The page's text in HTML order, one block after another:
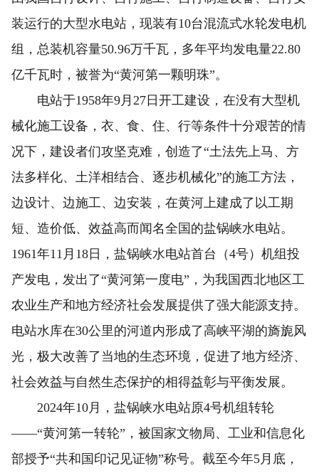
装运行的大型水电站，现装有10台混流式水轮发电机
组，总装机容量50.96万千瓦，多年平均发电量22.80
亿千瓦时，被誉为“黄河第一颗明珠”。
电站于1958年9月27日开工建设，在没有大型机
械化施工设备，衣、食、住、行等条件十分艰苦的情
况下，建设者们攻坚克难，创造了“土法先上马、方
法多样化、土洋相结合、逐步机械化”的施工方法，
边设计、边施工、边安装，在黄河上建成了以工期
短、造价低、效益高而闻名全国的盐锅峡水电站。
1961年11月18日，盐锅峡水电站首台（4号）机组投
产发电，发出了“黄河第一度电”，为我国西北地区工
农业生产和地方经济社会发展提供了强大能源支持。
电站水库在30公里的河道内形成了高峡平湖的旖旎风
光，极大改善了当地的生态环境，促进了地方经济、
社会效益与自然生态保护的相得益彰与平衡发展。
2024年10月，盐锅峡水电站原4号机组转轮
——“黄河第一转轮”，被国家文物局、工业和信息化
部授予“共和国印记见证物”称号。截至今年5月底，